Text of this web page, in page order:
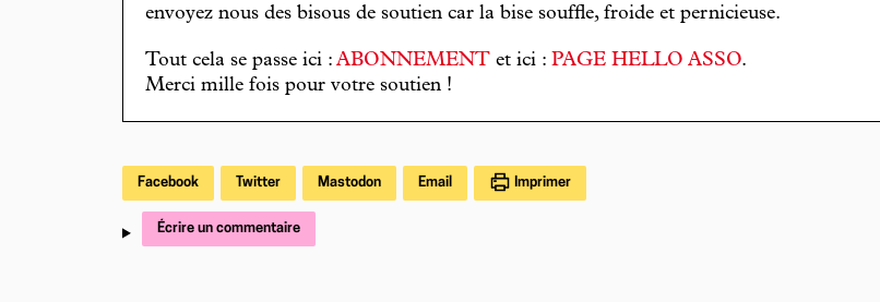
envoyez nous des bisous de soutien car la bise souffle, froide et pernicieuse.
Tout cela se passe ici : ABONNEMENT et ici : PAGE HELLO ASSO.
Merci mille fois pour votre soutien !
Facebook Twitter Mastodon Email Imprimer
Écrire un commentaire